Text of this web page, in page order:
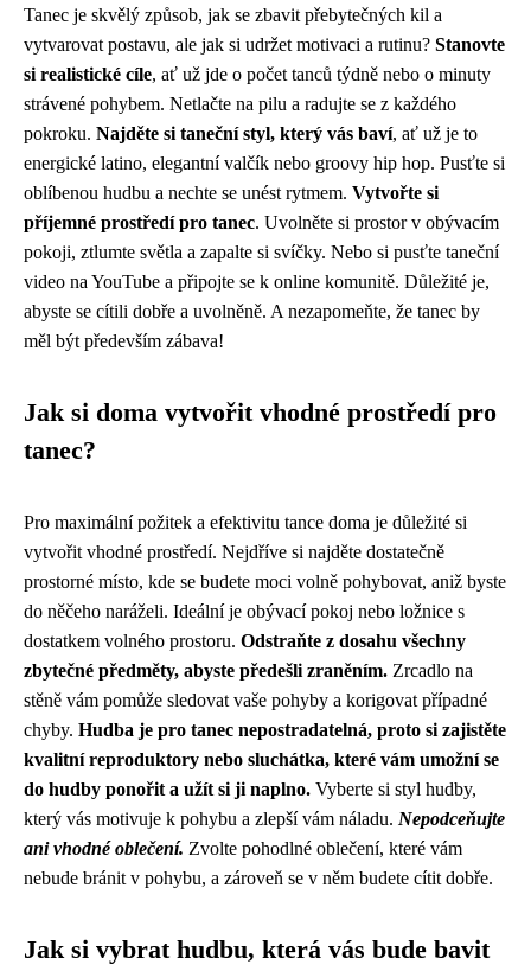
Tanec je skvělý způsob, jak se zbavit přebytečných kil a
vytvarovat postavu, ale jak si udržet motivaci a rutinu? Stanovte
si realistické cíle, ať už jde o počet tanců týdně nebo o minuty
strávené pohybem. Netlačte na pilu a radujte se z každého
pokroku. Najděte si taneční styl, který vás baví, ať už je to
energické latino, elegantní valčík nebo groovy hip hop. Pusťte si
oblíbenou hudbu a nechte se unést rytmem. Vytvořte si
příjemné prostředí pro tanec. Uvolněte si prostor v obývacím
pokoji, ztlumte světla a zapalte si svíčky. Nebo si pusťte taneční
video na YouTube a připojte se k online komunitě. Důležité je,
abyste se cítili dobře a uvolněně. A nezapomeňte, že tanec by
měl být především zábava!
Jak si doma vytvořit vhodné prostředí pro
tanec?
Pro maximální požitek a efektivitu tance doma je důležité si
vytvořit vhodné prostředí. Nejdříve si najděte dostatečně
prostorné místo, kde se budete moci volně pohybovat, aniž byste
do něčeho naráželi. Ideální je obývací pokoj nebo ložnice s
dostatkem volného prostoru. Odstraňte z dosahu všechny
zbytečné předměty, abyste předešli zraněním. Zrcadlo na
stěně vám pomůže sledovat vaše pohyby a korigovat případné
chyby. Hudba je pro tanec nepostradatelná, proto si zajistěte
kvalitní reproduktory nebo sluchátka, které vám umožní se
do hudby ponořit a užít si ji naplno. Vyberte si styl hudby,
který vás motivuje k pohybu a zlepší vám náladu. Nepodceňujte
ani vhodné oblečení. Zvolte pohodlné oblečení, které vám
nebude bránit v pohybu, a zároveň se v něm budete cítit dobře.
Jak si vybrat hudbu, která vás bude bavit